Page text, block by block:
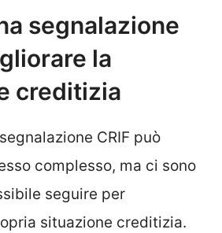
segnalazione
la
creditizia
CRIF può
complesso, ma ci sono
seguire per
situazione creditizia.